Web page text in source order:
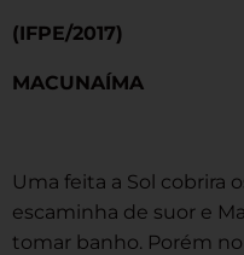
(IFPE/2017)
MACUNAÍMA
Uma feita a Sol cobrira
escaminha de suor e
tomar banho. Porém